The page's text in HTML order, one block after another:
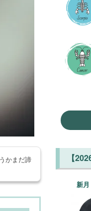
かまだ諦
【
新月